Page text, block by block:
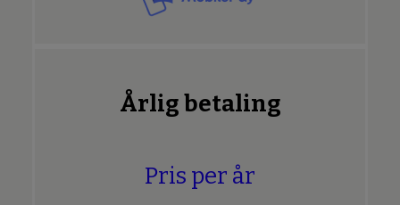
Årlig betaling
Pris per år